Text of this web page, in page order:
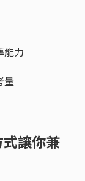
能力
量
讓你兼